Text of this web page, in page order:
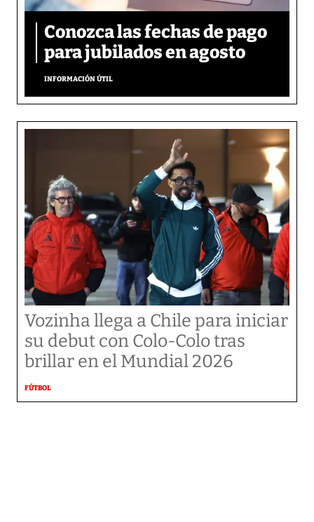
Conozca las fechas de pago
para jubilados en agosto
INFORMACIÓN ÚTIL
Vozinha llega a Chile para iniciar
su debut con Colo-Colo tras
brillar en el Mundial 2026
FÚTBOL